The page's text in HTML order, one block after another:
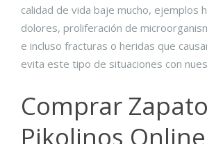
calidad de vida baje mucho, ejemplos
dolores, proliferación de
e incluso fracturas o heridas que
evita este tipo de situaciones con
Comprar
Pikolinos